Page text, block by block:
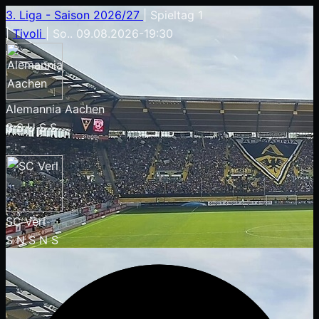
3. Liga - Saison 2026/27
Spieltag 1
| Tivoli So.. 09.08.2026-19:30
Alemannia Aachen
SSUSS
- : -
SC Verl
SNSNS